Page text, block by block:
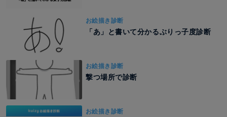
お絵描き診断
「あ」と書いて分かるぶりっ子度診断
お絵描き診断
撃つ場所で診断
お絵描き診断